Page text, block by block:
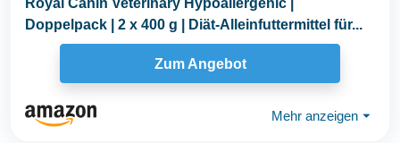
Royal Canin Veterinary Hypoallergenic |
Doppelpack | 2 x 400 g | Diät-Alleinfuttermittel für...
Zum Angebot
Mehr anzeigen ⏷